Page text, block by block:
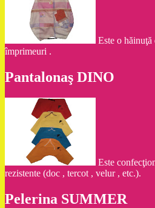
Este o
împrimeuri .
Pantalonaş DINO
Este
rezistente (doc , tercot , velur , etc.).
Pelerina SUMMER